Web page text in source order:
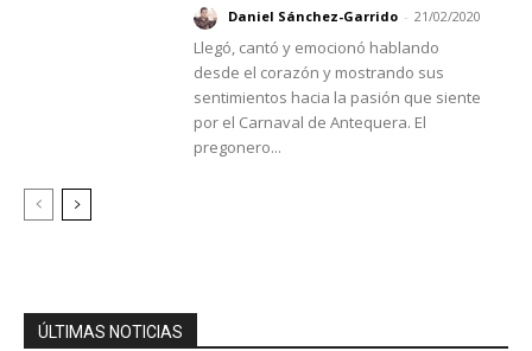
Daniel Sánchez-Garrido - 21/02/2020
Llegó, cantó y emocionó hablando
desde el corazón y mostrando sus
sentimientos hacia la pasión que siente
por el Carnaval de Antequera. El
pregonero...
ÚLTIMAS NOTICIAS